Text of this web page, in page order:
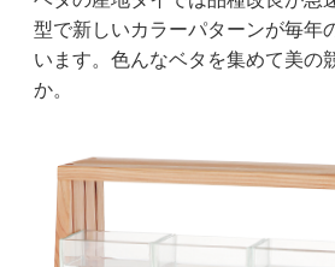
型で新しいカラーパターンが毎年
います。色んなベタを集めて美の
か。